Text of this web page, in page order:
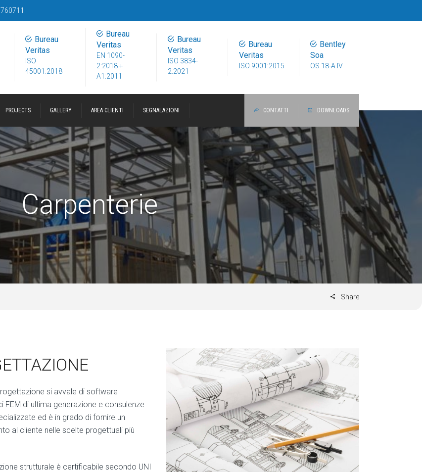
Bentley
Soa
OS 18-A IV
Bureau
Veritas
ISO 9001:2015
Bureau
Veritas
ISO 3834-
2:2021
Bureau
Veritas
EN 1090-
2:2018 +
A1:2011
Bureau
Veritas
ISO
45001:2018
PROJECTS GALLERY AREA CLIENTI SEGNALAZIONI DOWNLOADS
CONTATTI
Carpenterie
Share
si avvale di software
FEM di ultima generazione e consulenze
ed è in grado di fornire un
al cliente nelle scelte progettuali più
strutturale è certificabile secondo UNI